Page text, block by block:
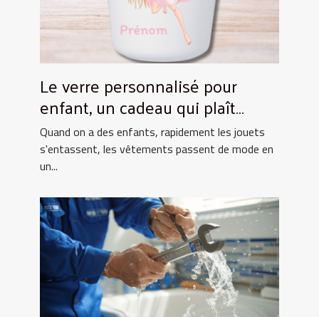
Le verre personnalisé pour
enfant, un cadeau qui plaît
toujours !
Quand on a des enfants, rapidement les jouets
s'entassent, les vêtements passent de mode en
un...